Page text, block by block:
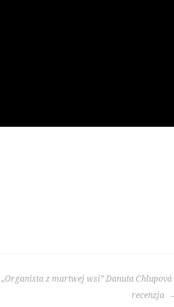
„Organista z martwej wsi” Danuta Chlupová
recenzja